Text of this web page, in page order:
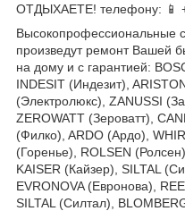
ОТДЫХАЕТЕ! телефону: 📱
Высокопрофессиональные
произведут ремонт Вашей
на дому и с гарантией:
INDESIT (Индезит),
(Электролюкс), ZANUSSI
ZEROWATT (Зероватт),
(Филко), ARDO (Ардо),
(Горенье), ROLSEN
KAISER (Кайзер), SILTAL
EVRONOVA (Евронова),
SILTAL (Силтал),